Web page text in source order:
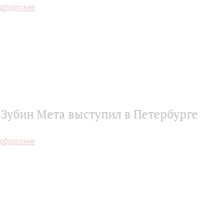
Мета выступил в Петербурге